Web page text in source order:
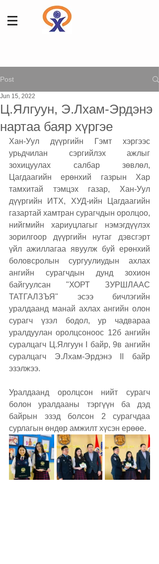
Post
Ц.Ялгуун, Э.Лхам-Эрдэнэ
нартаа баяр хүргэе
Jun 15, 2022
Хан-Уул дүүргийн Гэмт хэргээс
урьдчилан сэргийлэх ажлыг
зохицуулах салбар зөвлөл,
Цагдаагийн ерөнхий газрын Хар
тамхитай тэмцэх газар, Хан-Уул
дүүргийн ИТХ, ХУД-ийн Цагдаагийн
газартай хамтран сурагчдын оролцоо,
нийгмийн хариуцлагыг нэмэгдүүлэх
зорилгоор дүүргийн нутаг дэвсгэрт
үйл ажиллагаа явуулж буй ерөнхий
боловсролын сургуулиудын ахлах
ангийн сурагчдын дунд зохион
байгуулсан "ХОРТ ЗУРШЛААС
ТАТГАЛЗЪЯ" эсээ бичлэгийн
уралдаанд манай ахлах ангийн олон
сурагч үзэл бодол, ур чадвараа
уралдуулан оролцсоноос 12б ангийн
суралцагч Ц.Ялгуун I байр, 9в ангийн
суралцагч Э.Лхам-Эрдэнэ II байр
эзэлжээ.
Уралдаанд оролцсон нийт сурагч
болон уралдааны тэргүүн ба дэд
байрын эзэд болсон 2 сурагчдаа
сурлагын өндөр амжилт хүсэн ерөөе.